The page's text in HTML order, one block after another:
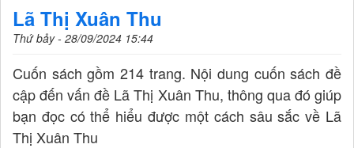
Lã Thị Xuân Thu
Thứ bảy - 28/09/2024 15:44
Cuốn sách gồm 214 trang. Nội dung cuốn sách đề
cập đến vấn đề Lã Thị Xuân Thu, thông qua đó giúp
bạn đọc có thể hiểu được một cách sâu sắc về Lã
Thị Xuân Thu